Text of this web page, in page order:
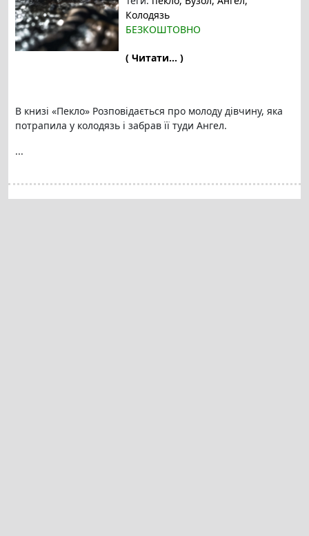
Колодязь
БЕЗКОШТОВНО
( Читати... )
В книзі «Пекло» Розповідається про молоду дівчину, яка
потрапила у колодязь і забрав її туди Ангел.
...